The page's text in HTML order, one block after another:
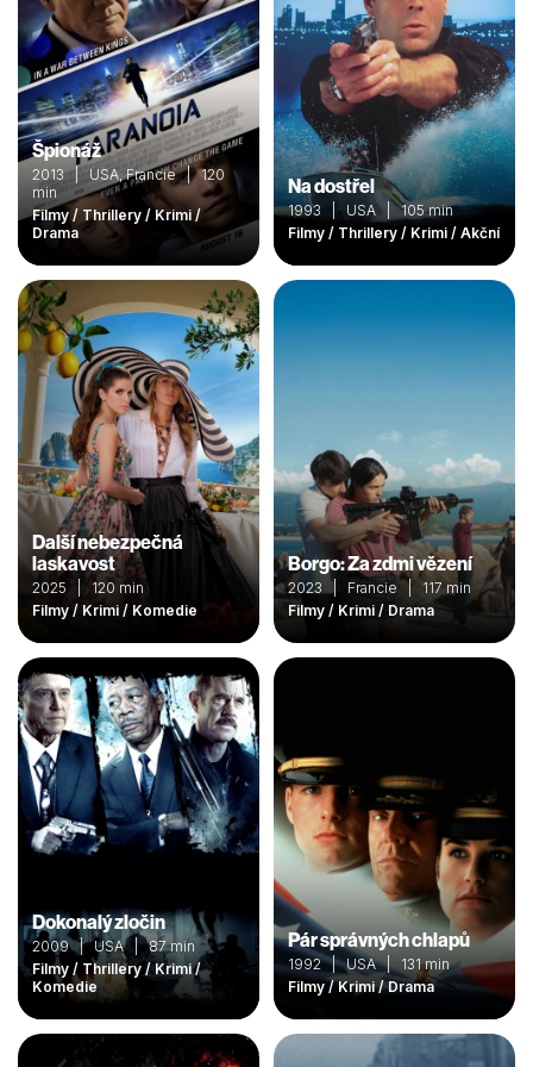
Špionáž
2013 | USA, Francie | 120
min
Filmy / Thrillery / Krimi /
Drama
Na dostřel
1993 | USA | 105 min
Filmy / Thrillery / Krimi / Akční
Další nebezpečná
laskavost
2025 | 120 min
Filmy / Krimi / Komedie
Borgo: Za zdmi vězení
2023 | Francie | 117 min
Filmy / Krimi / Drama
Dokonalý zločin
2009 | USA | 87 min
Filmy / Thrillery / Krimi /
Komedie
Pár správných chlapů
1992 | USA | 131 min
Filmy / Krimi / Drama